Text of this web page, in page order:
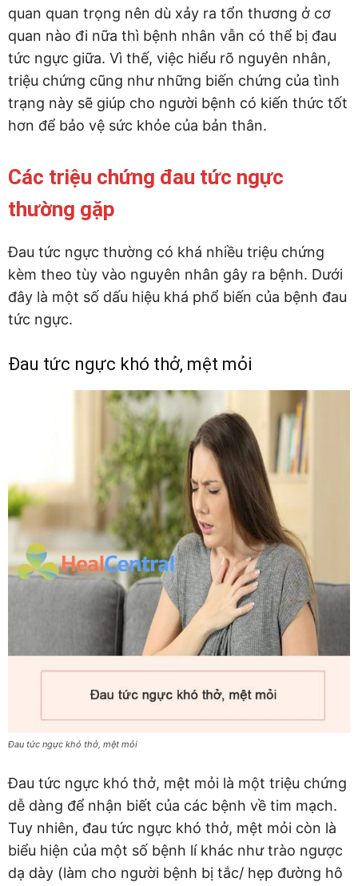
quan quan trọng nên dù xảy ra tổn thương ở cơ
quan nào đi nữa thì bệnh nhân vẫn có thể bị đau
tức ngực giữa. Vì thế, việc hiểu rõ nguyên nhân,
triệu chứng cũng như những biến chứng của tình
trạng này sẽ giúp cho người bệnh có kiến thức tốt
hơn để bảo vệ sức khỏe của bản thân.
Các triệu chứng đau tức ngực
thường gặp
Đau tức ngực thường có khá nhiều triệu chứng
kèm theo tùy vào nguyên nhân gây ra bệnh. Dưới
đây là một số dấu hiệu khá phổ biến của bệnh đau
tức ngực.
Đau tức ngực khó thở, mệt mỏi
Đau tức ngực khó thở, mệt mỏi
Đau tức ngực khó thở, mệt mỏi là một triệu chứng
dễ dàng để nhận biết của các bệnh về tim mạch.
Tuy nhiên, đau tức ngực khó thở, mệt mỏi còn là
biểu hiện của một số bệnh lí khác như trào ngược
dạ dày (làm cho người bệnh bị tắc/ hẹp đường hô